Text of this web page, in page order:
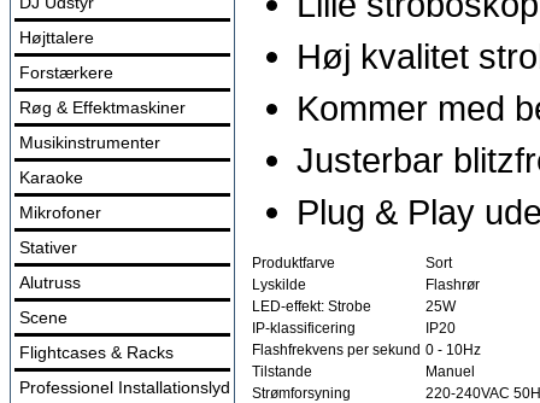
Højttalere
Forstærkere
Røg & Effektmaskiner
Musikinstrumenter
Karaoke
Mikrofoner
Stativer
Alutruss
Scene
Flightcases & Racks
Professionel Installationslyd
Høj kvalitet
Kommer med
Justerbar
Plug & Play
Produktfarve
Sort
Lyskilde
Flashrør
LED-effekt: Strobe
25W
IP-klassificering
IP20
Flashfrekvens per sekund 0 - 10Hz
Tilstande
Manuel
Strømforsyning
220-240VAC